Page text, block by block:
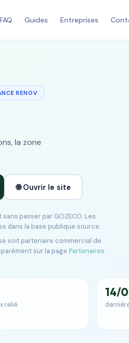
FAQ Guides Entreprises
RENOV
la zone
🌐 Ouvrir le site
passer par GOZECO. Les
dans la base publique source.
soit partenaire commercial de
sur la page Partenaires
relié
14/